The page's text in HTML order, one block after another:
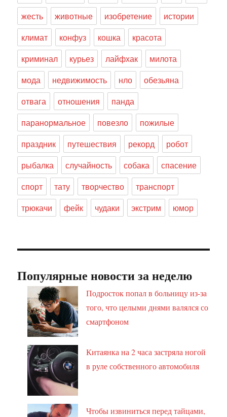
жесть
животные изобретение
истории
климат
конфуз кошка
красота
криминал
курьез лайфхак
милота
мода
недвижимость нло
обезьяна
отвага
отношения
панда
паранормальное
повезло
пожилые
праздник
путешествия рекорд
робот
рыбалка
случайность собака
спасение
спорт
тату творчество
транспорт
трюкачи
фейк чудаки экстрим юмор
Популярные новости за неделю
Подросток попал в больницу из-за
того, что целыми днями валялся со
смартфоном
Китаянка на 2 часа застряла ногой
в руле собственного автомобиля
Чтобы извиниться перед тайцами,